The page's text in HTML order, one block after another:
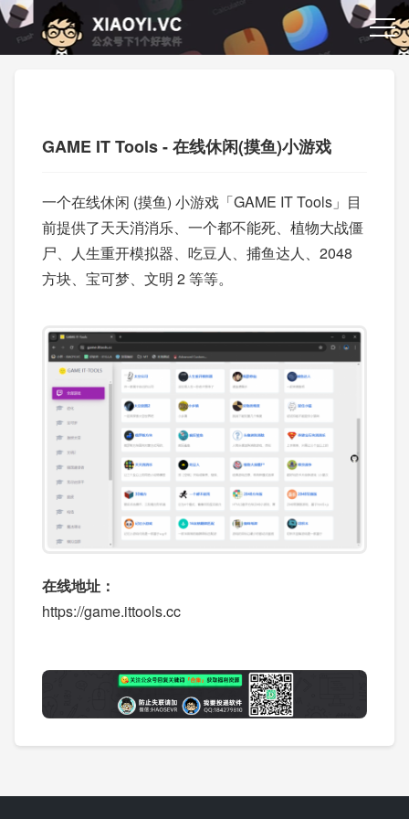
GAME IT Tools - 在线休闲(摸鱼)小游戏
一个在线休闲 (摸鱼) 小游戏「GAME IT Tools」目
前提供了天天消消乐、一个都不能死、植物大战僵
尸、人生重开模拟器、吃豆人、捕鱼达人、2048
方块、宝可梦、文明 2 等等。
在线地址：
https://game.ittools.cc